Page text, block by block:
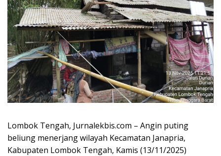
Lombok Tengah, Jurnalekbis.com – Angin puting
beliung menerjang wilayah Kecamatan Janapria,
Kabupaten Lombok Tengah, Kamis (13/11/2025)